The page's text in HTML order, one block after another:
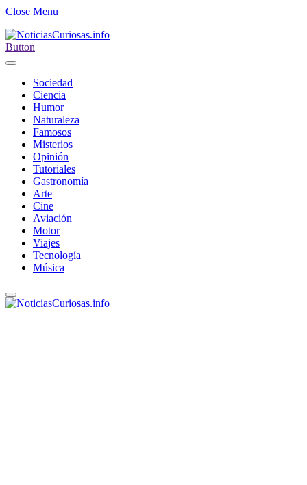
Close Menu
Button
Sociedad
Ciencia
Humor
Naturaleza
Famosos
Misterios
Opinión
Tutoriales
Gastronomía
Arte
Cine
Aviación
Motor
Viajes
Tecnología
Música